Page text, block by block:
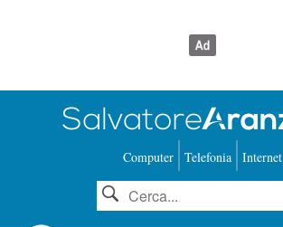
Computer Telefonia Internet